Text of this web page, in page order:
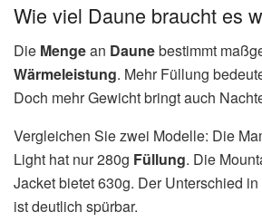
Wie viel Daune braucht es
Die Mengean Daunebestimmt
Wärmeleistung. Mehr Füllung
Doch mehr Gewicht bringt auch
Vergleichen Sie zwei Modelle: Die
Light hat nur 280g Füllung. Die
Jacket bietet 630g. Der Unterschied
ist deutlich spürbar.